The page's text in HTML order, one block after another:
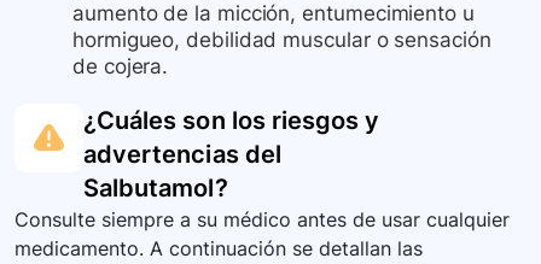
aumento de la micción, entumecimiento u
hormigueo, debilidad muscular o sensación
de cojera.
¿Cuáles son los riesgos y
advertencias del
Salbutamol?
Consulte siempre a su médico antes de usar cualquier
medicamento. A continuación se detallan las